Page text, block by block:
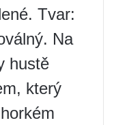
Tvar:
Na
hustě
který